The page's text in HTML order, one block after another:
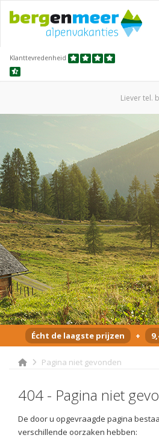
Klanttevredenheid
Liever tel.
Écht de laagste prijzen +
Pagina niet gevonden
404 - Pagina niet
De door u opgevraagde pagina
verschillende oorzaken hebben: